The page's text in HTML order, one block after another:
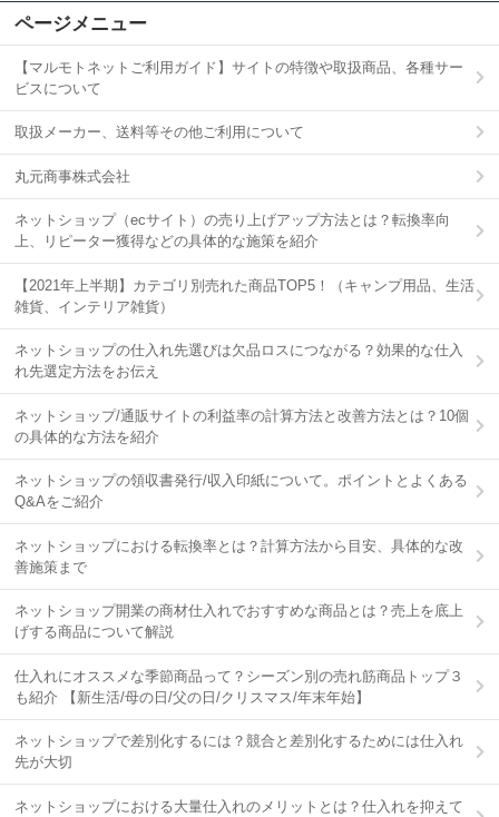
ページメニュー
【マルモトネットご利用ガイド】サイトの特徴や取扱商品、各種サー
ビスについて
取扱メーカー、送料等その他ご利用について
丸元商事株式会社
ネットショップ（ecサイト）の売り上げアップ方法とは？転換率向
上、リピーター獲得などの具体的な施策を紹介
【2021年上半期】カテゴリ別売れた商品TOP5！（キャンプ用品、生活
雑貨、インテリア雑貨）
ネットショップの仕入れ先選びは欠品ロスにつながる？効果的な仕入
れ先選定方法をお伝え
ネットショップ/通販サイトの利益率の計算方法と改善方法とは？10個
の具体的な方法を紹介
ネットショップの領収書発行/収入印紙について。ポイントとよくある
Q&Aをご紹介
ネットショップにおける転換率とは？計算方法から目安、具体的な改
善施策まで
ネットショップ開業の商材仕入れでおすすめな商品とは？売上を底上
げする商品について解説
仕入れにオススメな季節商品って？シーズン別の売れ筋商品トップ３
も紹介 【新生活/母の日/父の日/クリスマス/年末年始】
ネットショップで差別化するには？競合と差別化するためには仕入れ
先が大切
ネットショップにおける大量仕入れのメリットとは？仕入れを抑えて